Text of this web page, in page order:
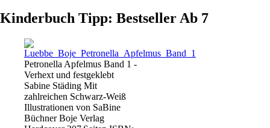
Kinderbuch Tipp: Bestseller Ab 7
Petronella Apfelmus Band 1 -
Verhext und festgeklebt
Sabine Städing Mit
zahlreichen Schwarz-Weiß
Illustrationen von SaBine
Büchner Boje Verlag